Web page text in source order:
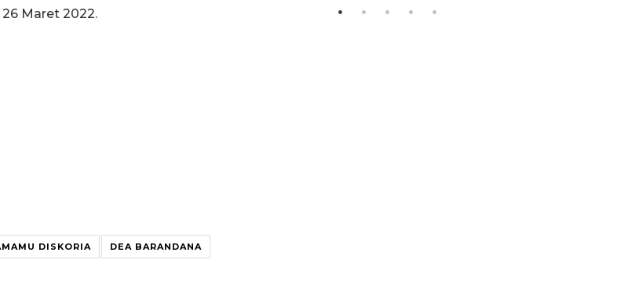
Maret 2022.
DISKORIA DEA BARANDANA